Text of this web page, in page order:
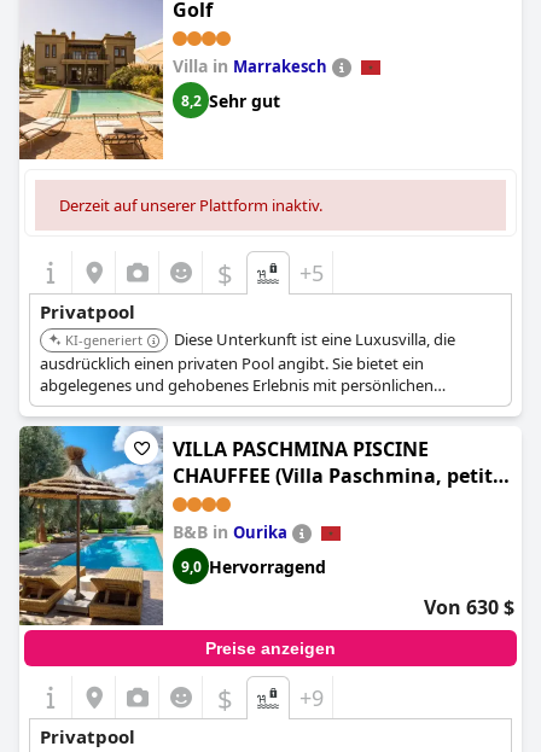
Golf
Villa in Marrakesch
8,2 Sehr gut
Derzeit auf unserer Plattform inaktiv.
$ +5
Privatpool
KI-generiert
Diese Unterkunft ist eine Luxusvilla, die
ausdrücklich einen privaten Pool angibt. Sie bietet ein
abgelegenes und gehobenes Erlebnis mit persönlichen
Schwimmmöglichkeiten.
VILLA PASCHMINA PISCINE
CHAUFFEE (Villa Paschmina, petit-
déjeuner inclus)
B&B in Ourika
9,0 Hervorragend
Von 630 $
Preise anzeigen
$ +9
Privatpool